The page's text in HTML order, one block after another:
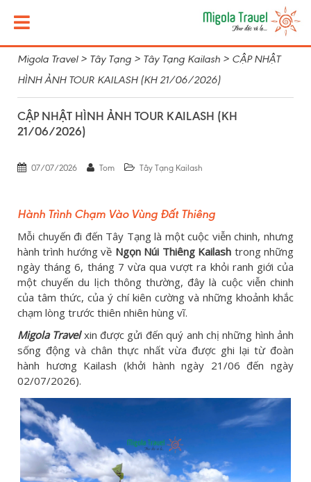
Migola Travel> Tây Tạng > Tây Tạng Kailash > CẬP NHẬT
HÌNH ẢNH TOUR KAILASH (KH 21/06/2026)
CẬP NHẬT HÌNH ẢNH TOUR KAILASH (KH
21/06/2026)
07/07/2026 Tom Tây Tạng Kailash
Hành Trình Chạm Vào Vùng Đất Thiêng
Mỗi chuyến đi đến Tây Tạng là một cuộc viễn chinh, nhưng
hành trình hướng về Ngọn Núi Thiêng Kailash trong những
ngày tháng 6, tháng 7 vừa qua vượt ra khỏi ranh giới của
một chuyến du lịch thông thường, đây là cuộc viễn chinh
của tâm thức, của ý chí kiên cường và những khoảnh khắc
chạm lòng trước thiên nhiên hùng vĩ.
Migola Travelxin được gửi đến quý anh chị những hình ảnh
sống động và chân thực nhất vừa được ghi lại từ đoàn
hành hương Kailash (khởi hành ngày 21/06 đến ngày
02/07/2026).